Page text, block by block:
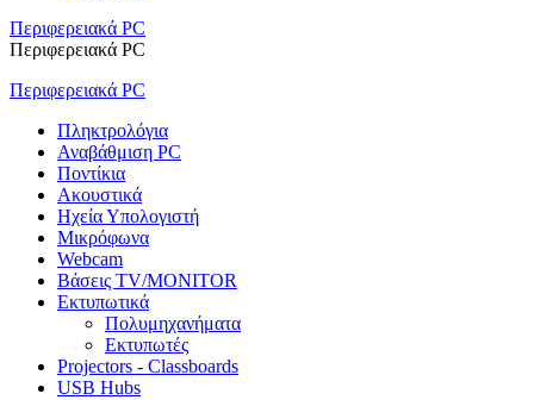
Περιφερειακά PC
Περιφερειακά PC
Περιφερειακά PC
Πληκτρολόγια
Αναβάθμιση PC
Ποντίκια
Ακουστικά
Ηχεία Υπολογιστή
Μικρόφωνα
Webcam
Βάσεις TV/MONITOR
Εκτυπωτικά
Πολυμηχανήματα
Εκτυπωτές
Projectors - Classboards
USB Hubs